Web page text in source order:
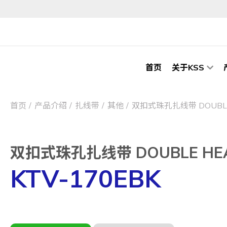
首页 关于KSS
首页 产品介绍 扎线带 其他 双扣式珠孔扎线带
双扣式珠孔扎线带 DOUBLE
KTV-170EBK